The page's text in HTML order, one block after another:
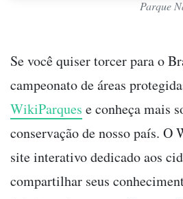
Parque
Se você quiser torcer para o
campeonato de áreas
WikiParques e conheça mais
conservação de nosso país. O
site interativo dedicado aos
compartilhar seus